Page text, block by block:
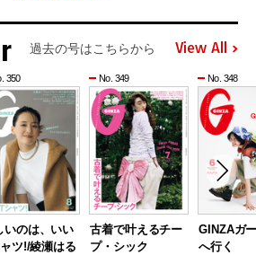
過去の号はこちらから View All
350
いのは、いい
ツ!/綾瀬はる
No. 349
古着で叶えるチー
プ・シック
No. 348
GINZAガ
へ行く